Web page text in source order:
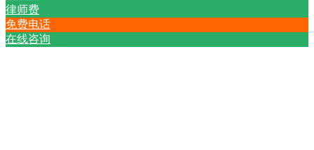
律师费
免费电话
在线咨询